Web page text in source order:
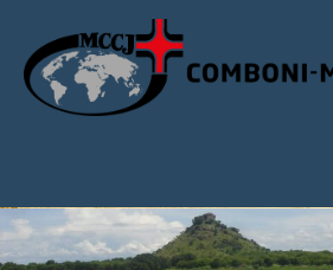
Inhalt
springen